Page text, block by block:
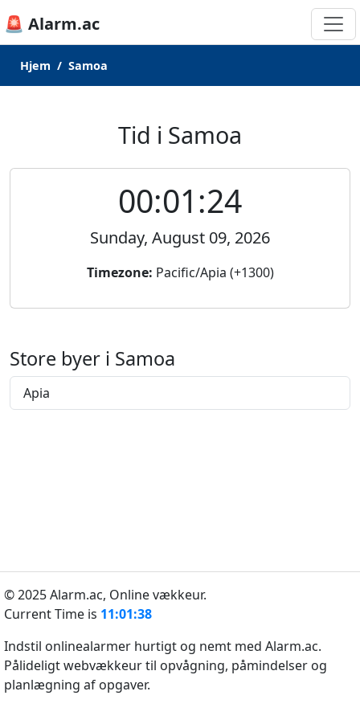
🚨 Alarm.ac
Hjem Samoa
Tid i Samoa
00:01:24
Sunday, August 09, 2026
Timezone: Pacific/Apia (+1300)
Store byer i Samoa
Apia
© 2025 Alarm.ac, Online vækkeur.
Current Time is 11:01:38
Indstil onlinealarmer hurtigt og nemt med Alarm.ac.
Pålideligt webvækkeur til opvågning, påmindelser og
planlægning af opgaver.